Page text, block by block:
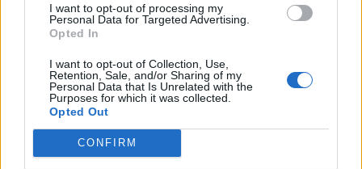
I want to opt-out of processing my
Personal Data for Targeted Advertising.
Opted In
I want to opt-out of Collection, Use,
Retention, Sale, and/or Sharing of my
Personal Data that Is Unrelated with the
Purposes for which it was collected.
Opted Out
CONFIRM
Allt skedde framför ett barn, som enligt uppgift
var deras gemensamma. Den misstänkte greps
på plats och anklagas för mordförsök och
barnfridsbrott.
Efter att polisen vid en kontroll av en
märkte att hon var nervös, så kom det
fram att hon hade tramadoltabletter i väskan.